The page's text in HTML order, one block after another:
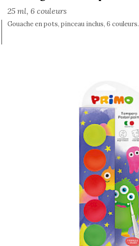
25 ml, 6 couleurs
Gouache en pots, pinceau inclus, 6 couleurs.